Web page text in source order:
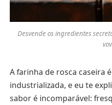
Desvende os ingredientes
A farinha de rosca caseira
industrializada, e eu te
sabor é incomparável: